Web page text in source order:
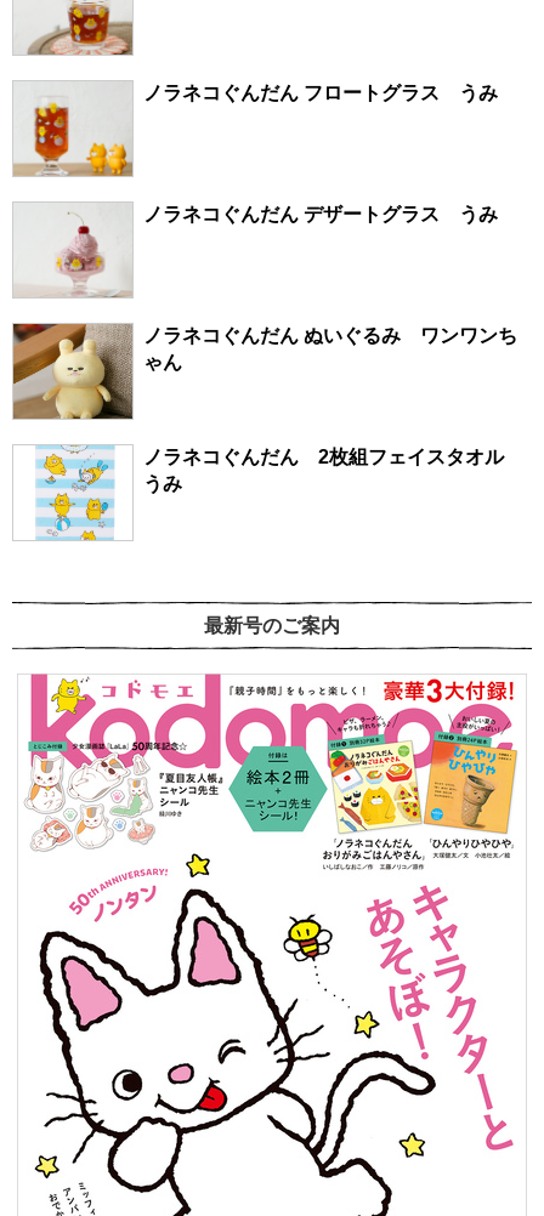
ノラネコぐんだん フロートグラス うみ
ノラネコぐんだん デザートグラス うみ
ノラネコぐんだん ぬいぐるみ ワンワンち
ゃん
ノラネコぐんだん 2枚組フェイスタオル
うみ
最新号のご案内